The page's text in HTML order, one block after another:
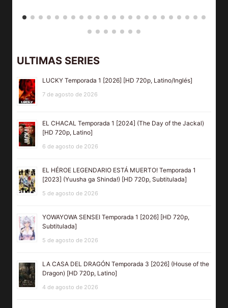
ULTIMAS SERIES
LUCKY Temporada 1 [2026] [HD 720p, Latino/Inglés]
7 de agosto de 2026
EL CHACAL Temporada 1 [2024] (The Day of the Jackal)
[HD 720p, Latino]
6 de agosto de 2026
EL HÉROE LEGENDARIO ESTÁ MUERTO! Temporada 1
[2023] (Yuusha ga Shinda!) [HD 720p, Subtitulada]
5 de agosto de 2026
YOWAYOWA SENSEI Temporada 1 [2026] [HD 720p,
Subtitulada]
5 de agosto de 2026
LA CASA DEL DRAGÓN Temporada 3 [2026] (House of the
Dragon) [HD 720p, Latino]
4 de agosto de 2026